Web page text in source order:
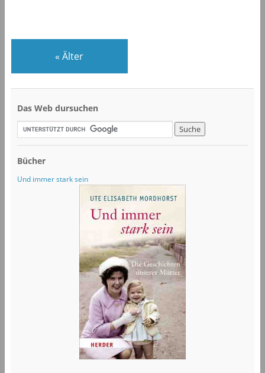
« Älter
Das Web dursuchen
Bücher
Und immer stark sein